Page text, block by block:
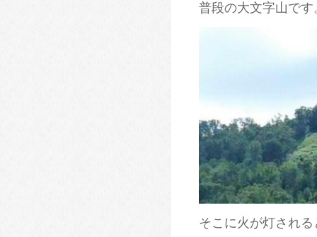
普段の大文字山です
そこに火が灯され